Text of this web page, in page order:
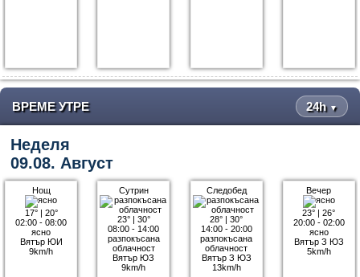
ВРЕМЕ УТРЕ 24h ▼
Неделя
09.08. Август
Нощ
17°| 20°
02:00 - 08:00
ясно
Вятър ЮИ
9km/h
Сутрин
23°| 30°
08:00 - 14:00
разпокъсана
облачност
Вятър ЮЗ
9km/h
Следобед
28° |30°
14:00 - 20:00
разпокъсана
облачност
Вятър З ЮЗ
13km/h
Вечер
23° |26°
20:00 - 02:00
ясно
Вятър З ЮЗ
5km/h